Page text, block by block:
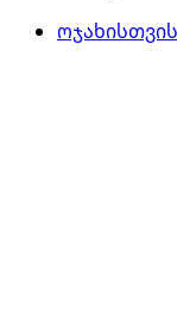
ოჯახისთვის